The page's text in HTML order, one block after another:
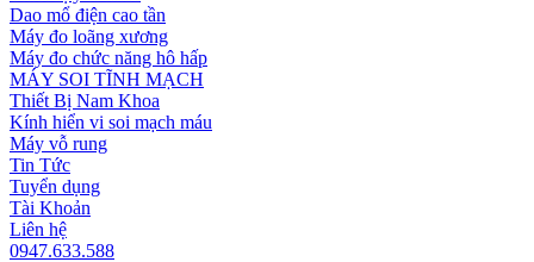
Dao mổ điện cao tần
Máy đo loãng xương
Máy đo chức năng hô hấp
MÁY SOI TĨNH MẠCH
Thiết Bị Nam Khoa
Kính hiển vi soi mạch máu
Máy vỗ rung
Tin Tức
Tuyển dụng
Tài Khoản
Liên hệ
0947.633.588